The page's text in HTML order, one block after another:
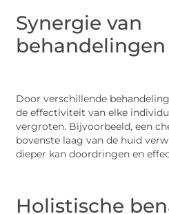
Synergie van
behandelingen
Door verschillende
de effectiviteit van elke
vergroten. Bijvoorbeeld, een
bovenste laag van de huid
dieper kan doordringen en
Holistische